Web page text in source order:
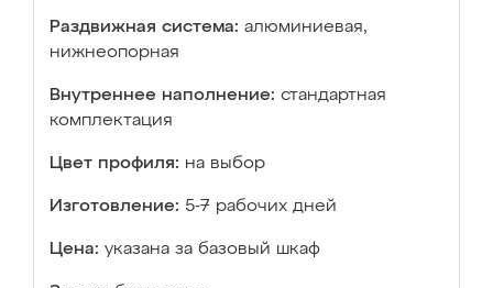
Раздвижная система: алюминиевая,
нижнеопорная
Внутреннее наполнение: стандартная
комплектация
Цвет профиля: на выбор
Изготовление: 5-7 рабочих дней
Цена: указана за базовый шкаф